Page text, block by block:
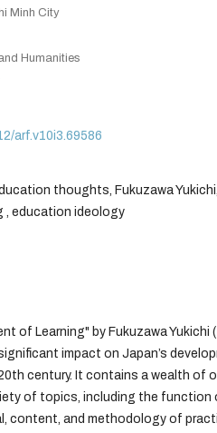
Minh City
Humanities
arf.v10i3.69586
thoughts, Fukuzawa
, education ideology
of Learning" by Fukuzawa Yukichi
impact on Japan’s
century. It contains a wealth of
of topics, including the function
content, and methodology of